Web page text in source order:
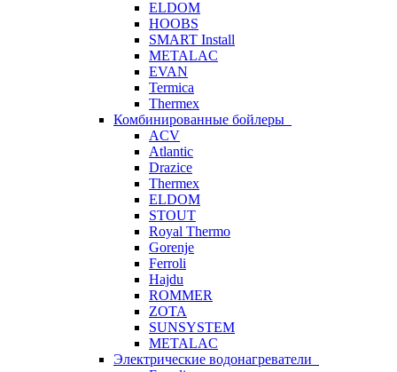
ELDOM
HOOBS
SMART Install
METALAC
EVAN
Termica
Thermex
Комбинированные бойлеры
ACV
Atlantic
Drazice
Thermex
ELDOM
STOUT
Royal Thermo
Gorenje
Ferroli
Hajdu
ROMMER
ZOTA
SUNSYSTEM
METALAC
Электрические водонагреватели